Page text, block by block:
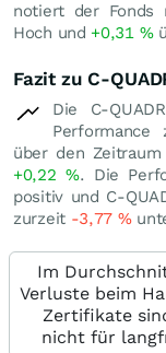
notiert der Fonds
Hoch und +0,31 %
Fazit zu C-
Die C-
Performance
über den
+0,22 %. Die
positiv und C-
zurzeit -3,77 %
Im
Verluste beim
Zertifikate
nicht für